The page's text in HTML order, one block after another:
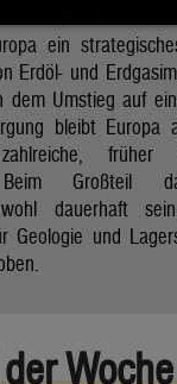
ein
Erdöl- und
Umstieg auf
bleibt Europa
früher
Beim Großteil
wohl dauerhaft
Geologie und
Woche